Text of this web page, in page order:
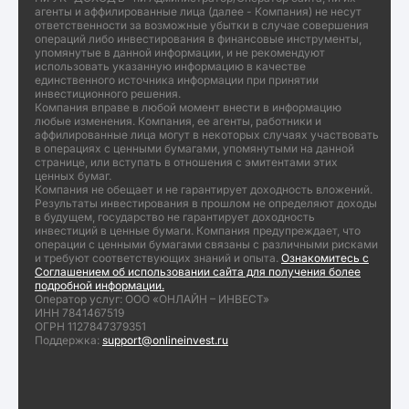
агенты и аффилированные лица (далее - Компания) не несут
ответственности за возможные убытки в случае совершения
операций либо инвестирования в финансовые инструменты,
упомянутые в данной информации, и не рекомендуют
использовать указанную информацию в качестве
единственного источника информации при принятии
инвестиционного решения.
Компания вправе в любой момент внести в информацию
любые изменения. Компания, ее агенты, работники и
аффилированные лица могут в некоторых случаях участвовать
в операциях с ценными бумагами, упомянутыми на данной
странице, или вступать в отношения с эмитентами этих
ценных бумаг.
Компания не обещает и не гарантирует доходность вложений.
Результаты инвестирования в прошлом не определяют доходы
в будущем, государство не гарантирует доходность
инвестиций в ценные бумаги. Компания предупреждает, что
операции с ценными бумагами связаны с различными рисками
и требуют соответствующих знаний и опыта. Ознакомитесь с
Соглашением об использовании сайта для получения более
подробной информации.
Оператор услуг: ООО «ОНЛАЙН – ИНВЕСТ»
ИНН 7841467519
ОГРН 1127847379351
Поддержка: support@onlineinvest.ru